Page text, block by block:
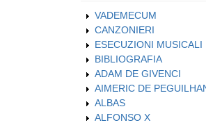
VADEMECUM
CANZONIERI
ESECUZIONI MUSICALI
BIBLIOGRAFIA
ADAM DE GIVENCI
AIMERIC DE
ALBAS
ALFONSO X